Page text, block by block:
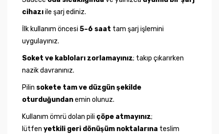
cihazıile şarj ediniz.
İlk kullanım öncesi 5–6 saat tam şarj işlemini
uygulayınız.
Soket ve kabloları zorlamayınız; takıp çıkarırken
nazik davranınız.
Pilin sokete tam ve düzgün şekilde
oturduğundanemin olunuz.
Kullanım ömrü dolan pili çöpe atmayınız;
lütfen yetkili geri dönüşüm noktalarına teslim